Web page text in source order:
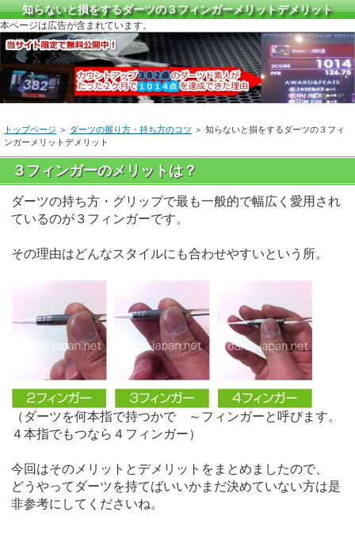
知らないと損をするダーツの３フィンガーメリットデメリット
本ページは広告が含まれています。
トップページ ＞ ダーツの握り方・持ち方のコツ ＞ 知らないと損をするダーツの３フィ
ンガーメリットデメリット
３フィンガーのメリットは？
ダーツの持ち方・グリップで最も一般的で幅広く愛用され
ているのが３フィンガーです。
その理由はどんなスタイルにも合わせやすいという所。
（ダーツを何本指で持つかで ～フィンガーと呼びます。
４本指でもつなら４フィンガー）
今回はそのメリットとデメリットをまとめましたので、
どうやってダーツを持てばいいかまだ決めていない方は是
非参考にしてくださいね。